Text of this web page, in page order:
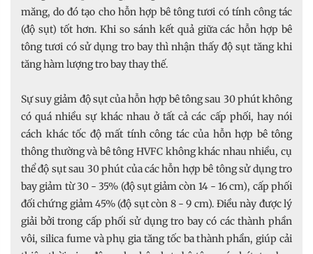
măng, do đó tạo cho hỗn hợp bê tông tươi có tính công tác
(độ sụt) tốt hơn. Khi so sánh kết quả giữa các hỗn hợp bê
tông tươi có sử dụng tro bay thì nhận thấy độ sụt tăng khi
tăng hàm lượng tro bay thay thế.
Sự suy giảm độ sụt của hỗn hợp bê tông sau 30 phút không
có quá nhiều sự khác nhau ở tất cả các cấp phối, hay nói
cách khác tốc độ mất tính công tác của hỗn hợp bê tông
thông thường và bê tông HVFC không khác nhau nhiều, cụ
thể độ sụt sau 30 phút của các hỗn hợp bê tông sử dụng tro
bay giảm từ 30 - 35% (độ sụt giảm còn 14 - 16 cm), cấp phối
đối chứng giảm 45% (độ sụt còn 8 - 9 cm). Điều này được lý
giải bởi trong cấp phối sử dụng tro bay có các thành phần
vôi, silica fume và phụ gia tăng tốc ba thành phần, giúp cải